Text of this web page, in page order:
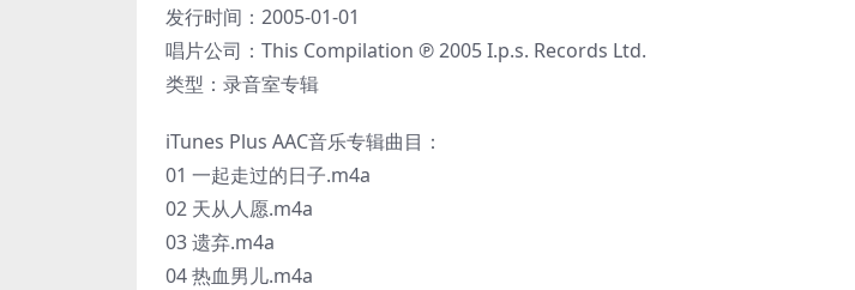
发行时间：2005-01-01
唱片公司：This Compilation ℗ 2005 I.p.s. Records Ltd.
类型：录音室专辑
iTunes Plus AAC音乐专辑曲目：
01 一起走过的日子.m4a
02 天从人愿.m4a
03 遗弃.m4a
04 热血男儿.m4a